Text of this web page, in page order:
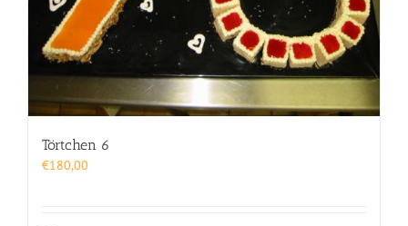
Törtchen 6
€180,00